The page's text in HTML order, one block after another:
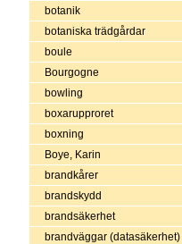
botanik
botaniska trädgårdar
boule
Bourgogne
bowling
boxarupproret
boxning
Boye, Karin
brandkårer
brandskydd
brandsäkerhet
brandväggar (datasäkerhet)